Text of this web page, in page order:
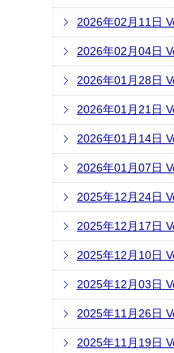
2026年02月11日
2026年02月04日
2026年01月28日
2026年01月21日
2026年01月14日
2026年01月07日
2025年12月24日
2025年12月17日
2025年12月10日
2025年12月03日
2025年11月26日
2025年11月19日